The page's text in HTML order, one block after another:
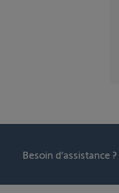
Besoin d’assistance ?